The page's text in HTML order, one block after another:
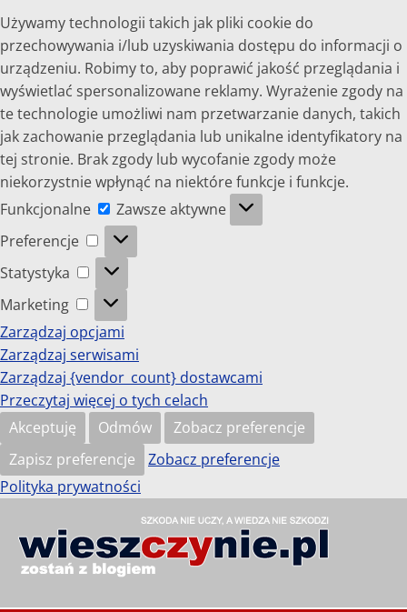
Używamy technologii takich jak pliki cookie do
przechowywania i/lub uzyskiwania dostępu do informacji o
urządzeniu. Robimy to, aby poprawić jakość przeglądania i
wyświetlać spersonalizowane reklamy. Wyrażenie zgody na
te technologie umożliwi nam przetwarzanie danych, takich
jak zachowanie przeglądania lub unikalne identyfikatory na
tej stronie. Brak zgody lub wycofanie zgody może
niekorzystnie wpłynąć na niektóre funkcje i funkcje.
Funkcjonalne
Funkcjonalne
Zawsze aktywne
Preferencje
Preferencje
Statystyka
Statystyka
Marketing
Marketing
Zarządzaj opcjami
Zarządzaj serwisami
Zarządzaj {vendor_count} dostawcami
Przeczytaj więcej o tych celach
Akceptuję
Odmów
Zobacz preferencje
Zapisz preferencje
Zobacz preferencje
Polityka prywatności
treściwieszczynie.pl
Szkoda